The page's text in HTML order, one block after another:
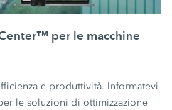
per le macchine
e produttività. Informatevi
le soluzioni di ottimizzazione